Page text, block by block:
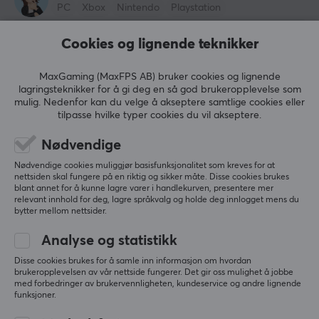
PC Xbox Nintendo Playstation
MaxCustom Multifunksjonelt Tastaturrensegel 80g - Jordbær
1 like
Björn H
PC
Playstation
hvorfor?
Vis originalen
0 likes
Marius gelen revner ganske fort og sitter igjen
Thomas K
Cookies og lignende teknikker
MaxGaming (MaxFPS AB) bruker cookies og lignende
lagringsteknikker for å gi deg en så god brukeropplevelse som
mulig. Nedenfor kan du velge å akseptere samtlige cookies eller
tilpasse hvilke typer cookies du vil akseptere.
Nødvendige
Nødvendige cookies muliggjør basisfunksjonalitet som kreves for at
nettsiden skal fungere på en riktig og sikker måte. Disse cookies brukes
blant annet for å kunne lagre varer i handlekurven, presentere mer
relevant innhold for deg, lagre språkvalg og holde deg innlogget mens du
bytter mellom nettsider.
Analyse og statistikk
Disse cookies brukes for å samle inn informasjon om hvordan
brukeropplevelsen av vår nettside fungerer. Det gir oss mulighet å jobbe
med forbedringer av brukervennligheten, kundeservice og andre lignende
funksjoner.